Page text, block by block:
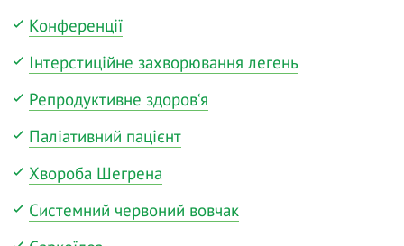
Конференції
Інтерстиційне захворювання легень
Репродуктивне здоров‘я
Паліативний пацієнт
Хвороба Шегрена
Системний червоний вовчак